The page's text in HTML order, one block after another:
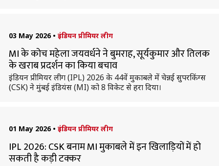
03 May 2026 • इंडियन प्रीमियर लीग
MI के कोच महेला जयवर्धने ने बुमराह, सूर्यकुमार और तिलक
के खराब प्रदर्शन का किया बचाव
इंडियन प्रीमियर लीग (IPL) 2026 के 44वें मुकाबले में चेन्नई सुपरकिंग्स
(CSK) ने मुंबई इंडियंस (MI) को 8 विकेट से हरा दिया।
01 May 2026 • इंडियन प्रीमियर लीग
IPL 2026: CSK बनाम MI मुकाबले में इन खिलाड़ियों में हो
सकती है कड़ी टक्कर